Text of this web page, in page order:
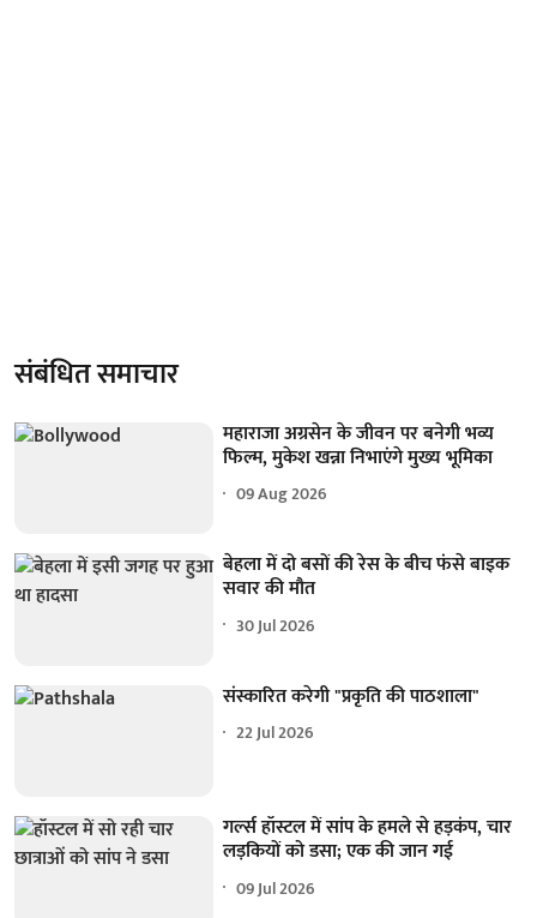
संबंधित समाचार
महाराजा अग्रसेन के जीवन पर बनेगी भव्य
फिल्म, मुकेश खन्ना निभाएंगे मुख्य भूमिका
09 Aug 2026
बेहला में दो बसों की रेस के बीच फंसे बाइक
सवार की मौत
30 Jul 2026
संस्कारित करेगी "प्रकृति की पाठशाला"
22 Jul 2026
गर्ल्स हॉस्टल में सांप के हमले से हड़कंप, चार
लड़कियों को डसा; एक की जान गई
09 Jul 2026